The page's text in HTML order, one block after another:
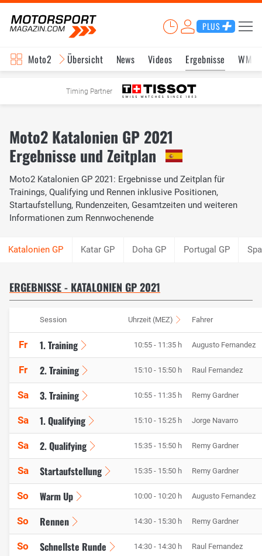
PLUS
Moto2 Übersicht News Videos Ergebnisse WM-
Timing Partner
Moto2 Katalonien GP 2021
Ergebnisse und Zeitplan
Moto2 Katalonien GP 2021: Ergebnisse und Zeitplan für
Trainings, Qualifying und Rennen inklusive Positionen,
Startaufstellung, Rundenzeiten, Gesamtzeiten und weiteren
Informationen zum Rennwochenende
Katar GP Doha GP Portugal GP
ERGEBNISSE - KATALONIEN GP 2021
Session Uhrzeit (MEZ) Fahrer
Fr 1. Training 10:55 - 11:35 h Augusto Fernandez
Fr 2. Training 15:10 - 15:50 h Raul Fernandez
Sa 3. Training 10:55 - 11:35 h Remy Gardner
Sa 1. Qualifying 15:10 - 15:25 h Jorge Navarro
Sa 2. Qualifying 15:35 - 15:50 h Remy Gardner
Sa Startaufstellung 15:35 - 15:50 h Remy Gardner
So Warm Up 10:00 - 10:20 h Augusto Fernandez
So Rennen 14:30 - 15:30 h Remy Gardner
So Schnellste Runde 14:30 - 14:30 h Raul Fernandez